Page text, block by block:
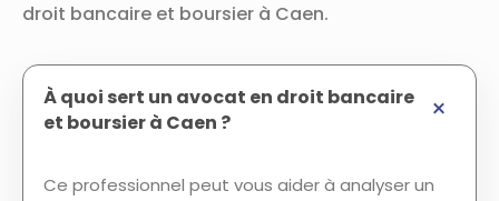
droit bancaire et boursier à Caen.
À quoi sert un avocat en droit bancaire
et boursier à Caen ?
Ce professionnel peut vous aider à analyser un